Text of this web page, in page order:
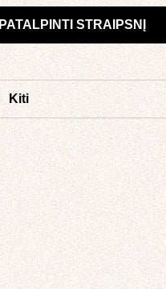
PATALPINTI STRAIPSNĮ
Kiti